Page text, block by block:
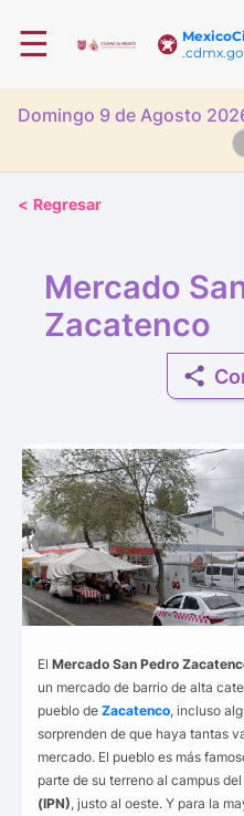
☰
Domingo 9 de Agosto
< Regresar
Mercado
Zacatenco
El Mercado San Pedro
un mercado de barrio de alta
pueblo de Zacatenco , incluso
sorprenden de que haya tantas
mercado. El pueblo es más
parte de su terreno al campus del
(IPN) , justo al oeste. Y para la